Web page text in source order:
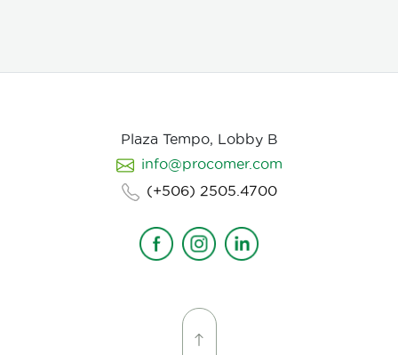
Plaza Tempo, Lobby B
info@procomer.com
(+506) 2505.4700